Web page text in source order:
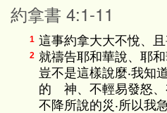
約拿書 4:1-11
1 這事約拿大大不悅、且
2 就禱告耶和華說、耶
豈不是這樣說麼‧我知
的 神、不輕易發怒、
不降所說的災‧所以我